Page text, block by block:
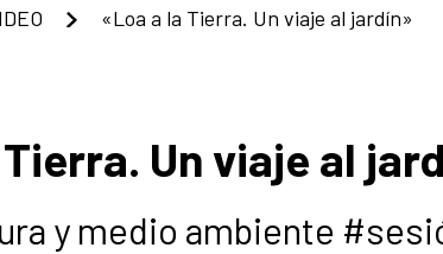
«Loa a la Tierra. Un viaje al jardín»
Un viaje al
y medio ambiente